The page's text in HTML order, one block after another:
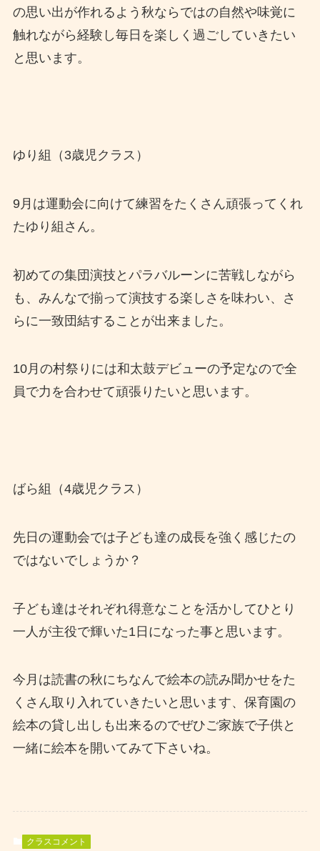
の思い出が作れるよう秋ならではの自然や味覚に
触れながら経験し毎日を楽しく過ごしていきたい
と思います。
ゆり組（3歳児クラス）
9月は運動会に向けて練習をたくさん頑張ってくれ
たゆり組さん。
初めての集団演技とパラバルーンに苦戦しながら
も、みんなで揃って演技する楽しさを味わい、さ
らに一致団結することが出来ました。
10月の村祭りには和太鼓デビューの予定なので全
員で力を合わせて頑張りたいと思います。
ばら組（4歳児クラス）
先日の運動会では子ども達の成長を強く感じたの
ではないでしょうか？
子ども達はそれぞれ得意なことを活かしてひとり
一人が主役で輝いた1日になった事と思います。
今月は読書の秋にちなんで絵本の読み聞かせをた
くさん取り入れていきたいと思います、保育園の
絵本の貸し出しも出来るのでぜひご家族で子供と
一緒に絵本を開いてみて下さいね。
クラスコメント